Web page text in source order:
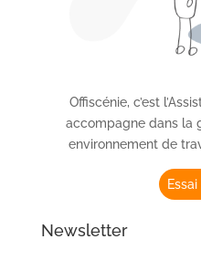
Offiscénie, c’est
accompagne dans la
environnement de
Newsletter